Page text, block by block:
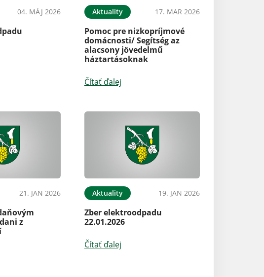
04. MÁJ 2026 Aktuality 17. MAR 2026
Pomoc pre nizkopríjmové
domácnosti/ Segítség az
alacsony jövedelmű
háztartásoknak
Čítať ďalej
21. JAN 2026
z
Aktuality 19. JAN 2026
Zber elektroodpadu
22.01.2026
Čítať ďalej